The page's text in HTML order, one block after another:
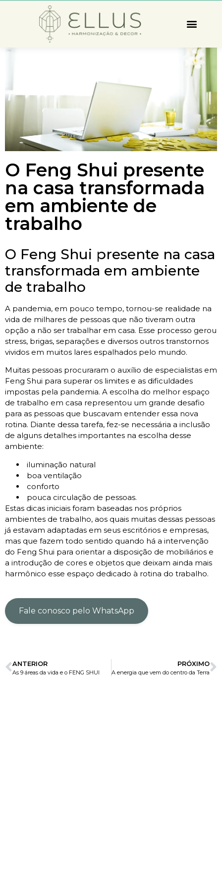
O Feng Shui presente
na casa transformada
em ambiente de
trabalho
O Feng Shui presente na casa
transformada em ambiente
de trabalho
A pandemia, em pouco tempo, tornou-se realidade na
vida de milhares de pessoas que não tiveram outra
opção a não ser trabalhar em casa. Esse processo gerou
stress, brigas, separações e diversos outros transtornos
vividos em muitos lares espalhados pelo mundo.
Muitas pessoas procuraram o auxílio de especialistas em
Feng Shui para superar os limites e as dificuldades
impostas pela pandemia. A escolha do melhor espaço
de trabalho em casa representou um grande desafio
para as pessoas que buscavam entender essa nova
rotina. Diante dessa tarefa, fez-se necessária a inclusão
de alguns detalhes importantes na escolha desse
ambiente:
iluminação natural
boa ventilação
conforto
pouca circulação de pessoas.
Estas dicas iniciais foram baseadas nos próprios
ambientes de trabalho, aos quais muitas dessas pessoas
já estavam adaptadas em seus escritórios e empresas,
mas que fazem todo sentido quando há a intervenção
do Feng Shui para orientar a disposição de mobiliários e
a introdução de cores e objetos que deixam ainda mais
harmônico esse espaço dedicado à rotina do trabalho.
Fale conosco pelo WhatsApp
ANTERIOR
As 9 áreas da vida e o FENG SHUI
PRÓXIMO
A energia que vem do centro da Terra